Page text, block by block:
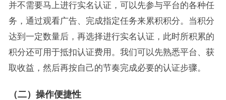
并不需要马上进行实名认证，可以先参与平台的各种任
务，通过观看广告、完成指定任务来累积积分。当积分
达到一定数量后，再选择进行实名认证，此时所积累的
积分还可用于抵扣认证费用。我们可以先熟悉平台、获
取收益，然后再按自己的节奏完成必要的认证步骤。
（二）操作便捷性